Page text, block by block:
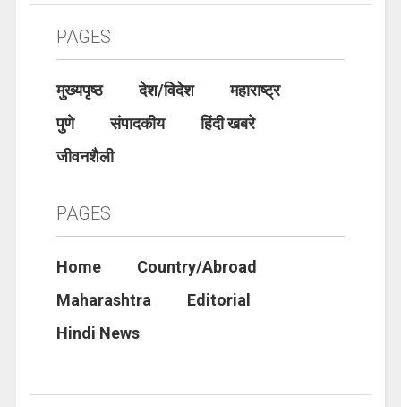
PAGES
मुख्यपृष्ठ देश/विदेश
महाराष्ट्र
पुणे
संपादकीय
हिंदी खबरे
जीवनशैली
PAGES
Home
Country/Abroad
Maharashtra
Editorial
Hindi News